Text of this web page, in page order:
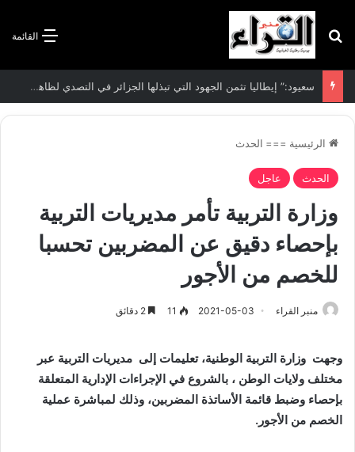
القائمة بحث عن
الاتفاقية الأممية بشأن تغير المناخ :الجزائر تودع مساهمتها الوطنية المحددة لسنة 2026
الرئيسية === الحدث
الحدث عاجل
وزارة التربية تأمر مديريات التربية
بإحصاء دقيق عن المضربين تحسبا
للخصم من الأجور
منبر القراء 2021-05-03
11
وجهت وزارة التربية الوطنية، تعليمات إلى مديريات التربية عبر
مختلف ولايات الوطن ، بالشروع في الإجراءات الإدارية المتعلقة
بإحصاء وضبط قائمة الأساتذة المضربين، وذلك لمباشرة عملية
الخصم من الأجور.